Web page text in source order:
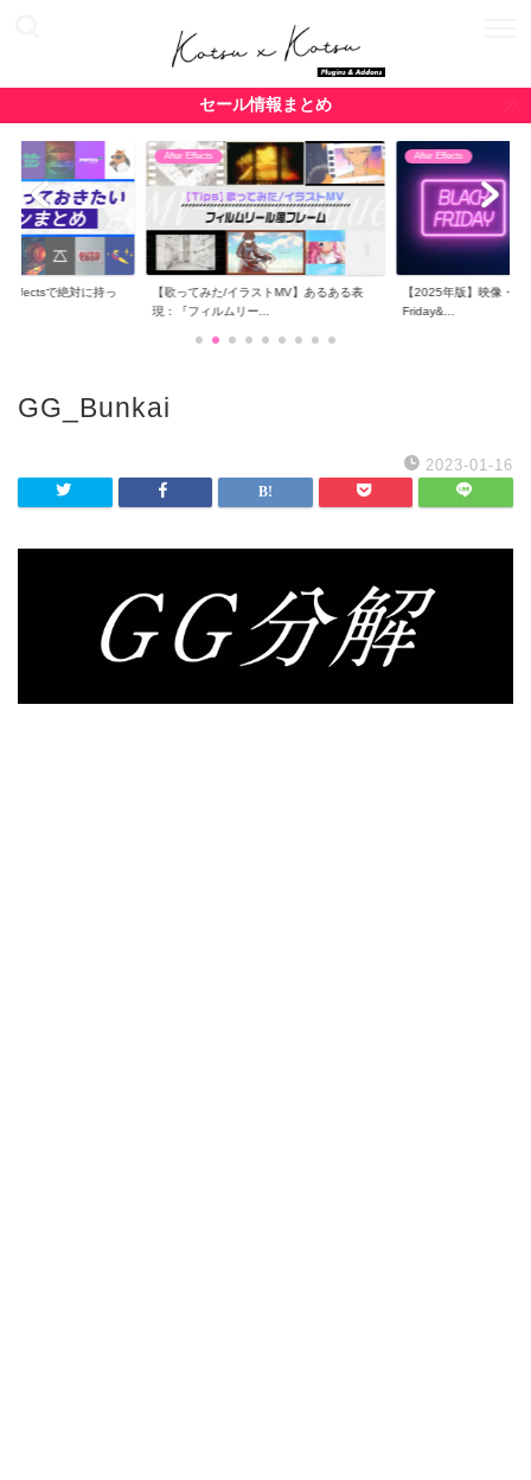
セール情報まとめ
Effectsで絶対に持っ
After Effects
【歌ってみた/イラストMV】あるある表
現：『フィルムリー...
After Effects
【2025年版】映像・
Friday&...
GG_Bunkai
2023-01-16